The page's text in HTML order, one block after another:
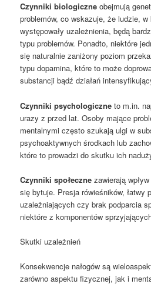
Czynniki biologiczne obejmują
problemów, co wskazuje, że ludzie,
występowały uzależnienia, będą
typu problemów. Ponadto, niektóre
się naturalnie zaniżony poziom
typu dopamina, które to może
substancji bądź działań
Czynniki psychologiczne to m.in.
urazy z przed lat. Osoby mające
mentalnymi często szukają ulgi w
psychoaktywnych środkach lub
które to prowadzi do skutku ich
Czynniki społeczne zawierają
się bytuje. Presja rówieśników, łatwy
uzależniających czy brak podparcia
niektóre z komponentów
Skutki uzależnień
Konsekwencje nałogów są
zarówno aspektu fizycznej, jak i